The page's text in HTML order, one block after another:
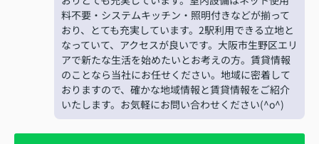
料不要・システムキッチン・照明付きなどが揃って
おり、とても充実しています。2駅利用できる立地と
なっていて、アクセスが良いです。大阪市生野区エリ
アで新たな生活を始めたいとお考えの方。賃貸情報
のことなら当社にお任せください。地域に密着して
おりますので、確かな地域情報と賃貸情報をご紹介
いたします。お気軽にお問い合わせください(^o^)